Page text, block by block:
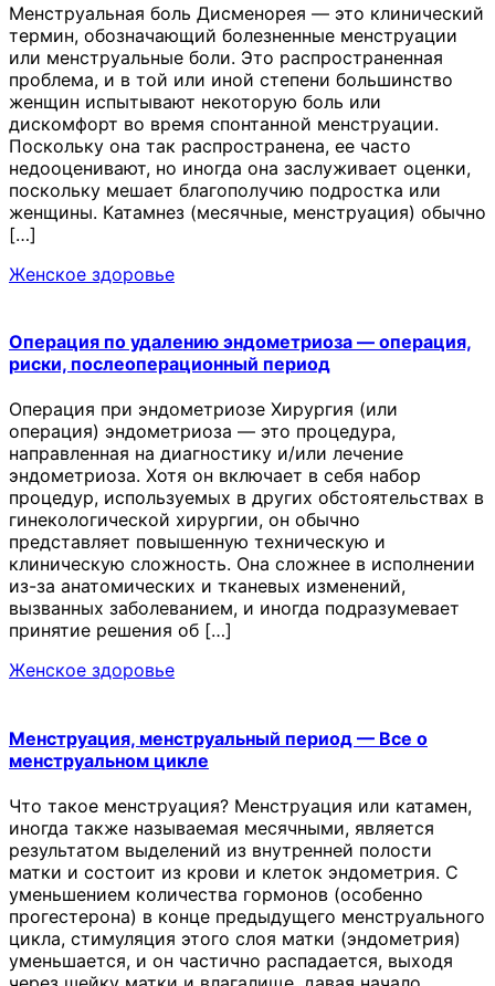
Менструальная боль Дисменорея — это клинический
термин, обозначающий болезненные менструации
или менструальные боли. Это распространенная
проблема, и в той или иной степени большинство
женщин испытывают некоторую боль или
дискомфорт во время спонтанной менструации.
Поскольку она так распространена, ее часто
недооценивают, но иногда она заслуживает оценки,
поскольку мешает благополучию подростка или
женщины. Катамнез (месячные, менструация) обычно
[…]
Женское здоровье
Операция по удалению эндометриоза — операция,
риски, послеоперационный период
Операция при эндометриозе Хирургия (или
операция) эндометриоза — это процедура,
направленная на диагностику и/или лечение
эндометриоза. Хотя он включает в себя набор
процедур, используемых в других обстоятельствах в
гинекологической хирургии, он обычно
представляет повышенную техническую и
клиническую сложность. Она сложнее в исполнении
из-за анатомических и тканевых изменений,
вызванных заболеванием, и иногда подразумевает
принятие решения об […]
Женское здоровье
Менструация, менструальный период — Все о
менструальном цикле
Что такое менструация? Менструация или катамен,
иногда также называемая месячными, является
результатом выделений из внутренней полости
матки и состоит из крови и клеток эндометрия. С
уменьшением количества гормонов (особенно
прогестерона) в конце предыдущего менструального
цикла, стимуляция этого слоя матки (эндометрия)
уменьшается, и он частично распадается, выходя